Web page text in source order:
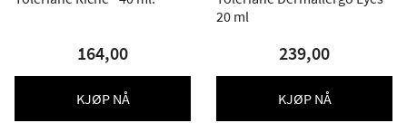
164,00
KJØP NÅ
20 ml
239,00
KJØP NÅ